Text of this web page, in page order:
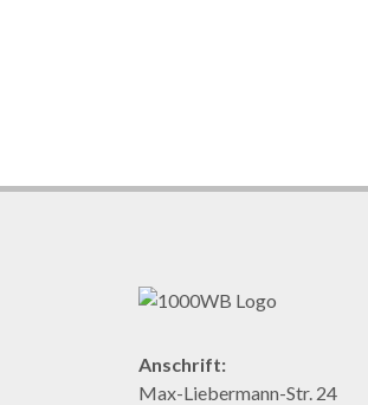
Anschrift:
Max-Liebermann-Str. 24